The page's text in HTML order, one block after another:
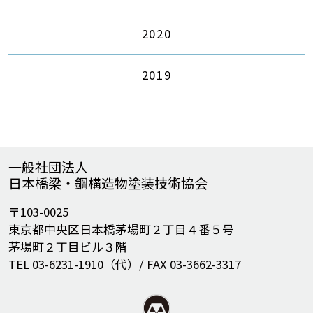
2020
2019
一般社団法人
日本橋梁・鋼構造物塗装技術協会
〒103-0025
東京都中央区日本橋茅場町２丁目４番５号
茅場町２丁目ビル３階
TEL 03-6231-1910（代）/ FAX 03-3662-3317